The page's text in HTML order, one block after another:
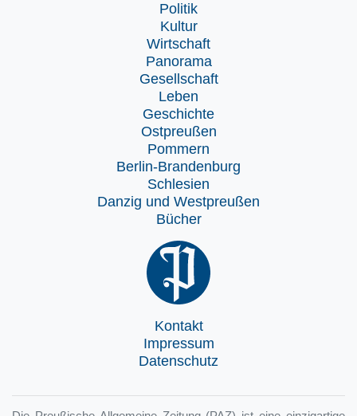
Politik
Kultur
Wirtschaft
Panorama
Gesellschaft
Leben
Geschichte
Ostpreußen
Pommern
Berlin-Brandenburg
Schlesien
Danzig und Westpreußen
Bücher
Kontakt
Impressum
Datenschutz